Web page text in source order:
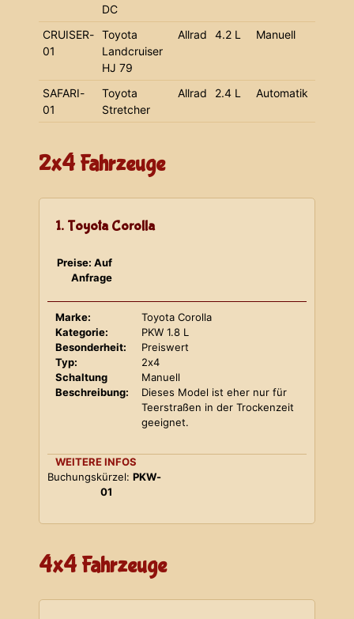
DC
CRUISER-
01
Toyota
Landcruiser
HJ 79
Allrad 4.2 L Manuell
SAFARI-
01
Toyota
Stretcher
Allrad 2.4 L Automatik
2x4 Fahrzeuge
1. Toyota Corolla
Preise: Auf
Anfrage
Marke:
Toyota Corolla
Kategorie:
PKW 1.8 L
Besonderheit:
Preiswert
Typ:
2x4
Schaltung
Manuell
Beschreibung:
Dieses Model ist eher nur für
Teerstraßen in der Trockenzeit
geeignet.
WEITERE INFOS
Buchungskürzel: PKW-
01
4x4 Fahrzeuge